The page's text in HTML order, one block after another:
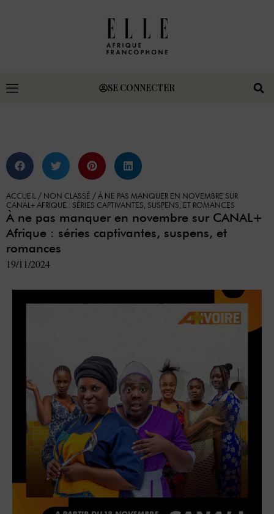
SE CONNECTER
ACCUEIL / NON CLASSÉ / À NE PAS MANQUER EN NOVEMBRE SUR
CANAL+ AFRIQUE : SÉRIES CAPTIVANTES, SUSPENS, ET ROMANCES
À ne pas manquer en novembre sur CANAL+
Afrique : séries captivantes, suspens, et
romances
19/11/2024